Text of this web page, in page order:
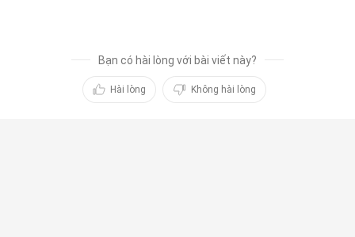
Bạn có hài lòng với bài viết này?
Hài lòng Không hài lòng